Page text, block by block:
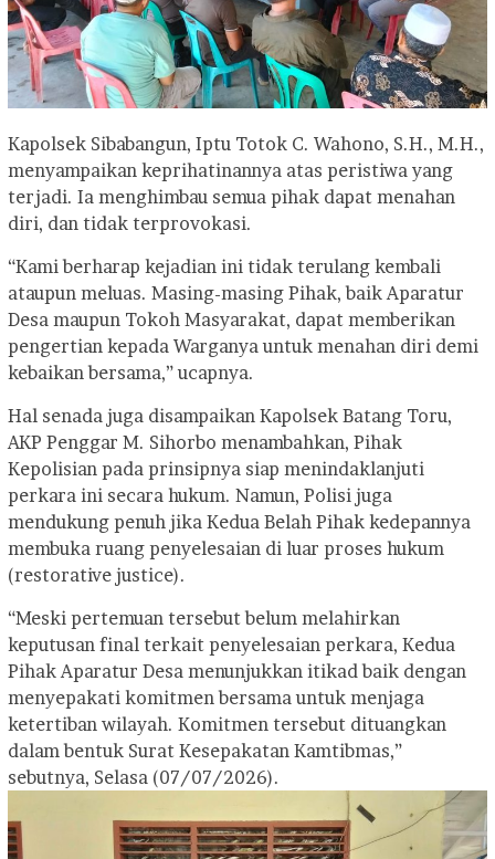
Kapolsek Sibabangun, Iptu Totok C. Wahono, S.H., M.H.,
menyampaikan keprihatinannya atas peristiwa yang
terjadi. Ia menghimbau semua pihak dapat menahan
diri, dan tidak terprovokasi.
“Kami berharap kejadian ini tidak terulang kembali
ataupun meluas. Masing-masing Pihak, baik Aparatur
Desa maupun Tokoh Masyarakat, dapat memberikan
pengertian kepada Warganya untuk menahan diri demi
kebaikan bersama,” ucapnya.
Hal senada juga disampaikan Kapolsek Batang Toru,
AKP Penggar M. Sihorbo menambahkan, Pihak
Kepolisian pada prinsipnya siap menindaklanjuti
perkara ini secara hukum. Namun, Polisi juga
mendukung penuh jika Kedua Belah Pihak kedepannya
membuka ruang penyelesaian di luar proses hukum
(restorative justice).
“Meski pertemuan tersebut belum melahirkan
keputusan final terkait penyelesaian perkara, Kedua
Pihak Aparatur Desa menunjukkan itikad baik dengan
menyepakati komitmen bersama untuk menjaga
ketertiban wilayah. Komitmen tersebut dituangkan
dalam bentuk Surat Kesepakatan Kamtibmas,”
sebutnya, Selasa (07/07/2026).